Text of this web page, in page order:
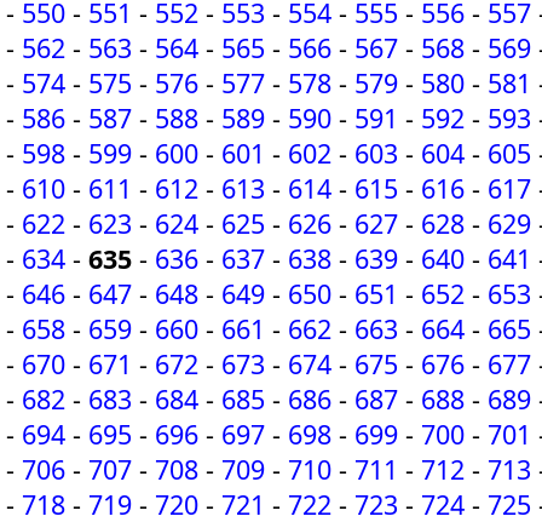
- 550 - 551 - 552 - 553 - 554 - 555 - 556 - 557
- 562 - 563 - 564 - 565 - 566 - 567 - 568 - 569
- 574 - 575 - 576 - 577 - 578 - 579 - 580 - 581
- 586 - 587 - 588 - 589 - 590 - 591 - 592 - 593
- 598 - 599 - 600 - 601 - 602 - 603 - 604 - 605
- 610 - 611 - 612 - 613 - 614 - 615 - 616 - 617
- 622 - 623 - 624 - 625 - 626 - 627 - 628 - 629
- 634 - 635 - 636 - 637 - 638 - 639 - 640 - 641
- 646 - 647 - 648 - 649 - 650 - 651 - 652 - 653
- 658 - 659 - 660 - 661 - 662 - 663 - 664 - 665
- 670 - 671 - 672 - 673 - 674 - 675 - 676 - 677
- 682 - 683 - 684 - 685 - 686 - 687 - 688 - 689
- 694 - 695 - 696 - 697 - 698 - 699 - 700 - 701
- 706 - 707 - 708 - 709 - 710 - 711 - 712 - 713
- 718 - 719 - 720 - 721 - 722 - 723 - 724 - 725